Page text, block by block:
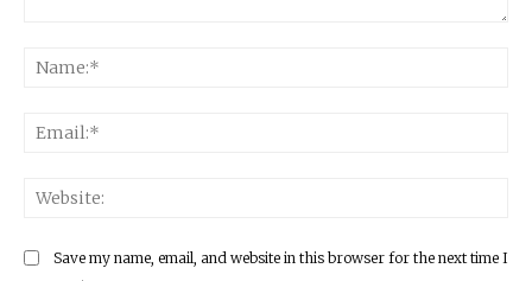
Save my name, email, and website in this browser for the next time I